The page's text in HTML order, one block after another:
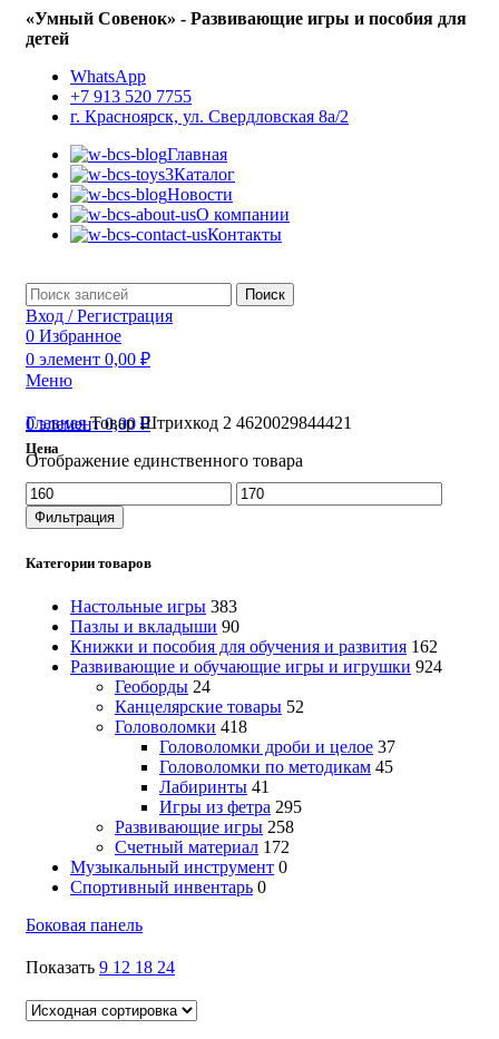
«Умный Совенок» - Развивающие игры и пособия для
детей
WhatsApp
+7 913 520 7755
г. Красноярск, ул. Свердловская 8а/2
Главная
Каталог
Новости
О компании
Контакты
Поиск
Вход / Регистрация
0 Избранное
0 элемент 0,00 ₽
Меню
0элемент 0,00₽
ГлавнаяТовар Штрихкод 2 4620029844421
Отображение единственного товара
Цена
Минимальная
цена
Максимальная
цена
Фильтрация
Категории товаров
Настольные игры 383
Пазлы и вкладыши 90
Книжки и пособия для обучения и развития 162
Развивающие и обучающие игры и игрушки 924
Геоборды 24
Канцелярские товары 52
Головоломки 418
Головоломки дроби и целое 37
Головоломки по методикам 45
Лабиринты 41
Игры из фетра 295
Развивающие игры 258
Счетный материал 172
Музыкальный инструмент 0
Спортивный инвентарь 0
Боковая панель
Показать 9 12 18 24